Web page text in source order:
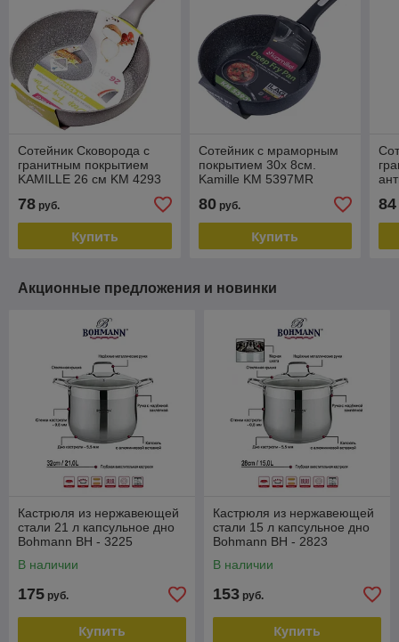
Сотейник Сковорода с
гранитным покрытием
KAMILLE 26 см KM 4293
78 руб.
Купить
Сотейник с мраморным
покрытием 30х 8см.
Kamille KM 5397MR
80руб.
Купить
84
Акционные предложения и новинки
Кастрюля из нержавеющей
стали 21 л капсульное дно
Bohmann BH - 3225
В наличии
175 руб.
Купить
Кастрюля из нержавеющей
стали 15 л капсульное дно
Bohmann BH - 2823
В наличии
153 руб.
Купить